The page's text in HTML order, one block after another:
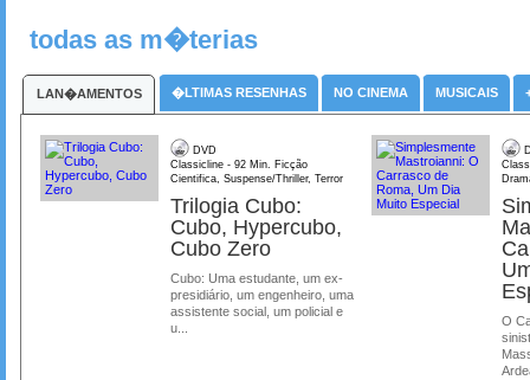
todas as m�terias
LAN�AMENTOS �LTIMAS RESENHAS NO CINEMA MUSICAIS
DVD
Classicline - 92 Min. Ficção
Cientifica, Suspense/Thriller, Terror
Trilogia Cubo:
Cubo, Hypercubo,
Cubo Zero
Cubo: Uma estudante, um ex-
presidiário, um engenheiro, uma
assistente social, um policial e
u...
O